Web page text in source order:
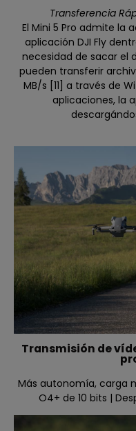
Transferencia
El Mini 5 Pro admite la
aplicación DJI Fly
necesidad de sacar el
pueden transferir
MB/s [11] a través de
aplicaciones, la
Transmisión de
Más autonomía, carga
O4+ de 10 bits |